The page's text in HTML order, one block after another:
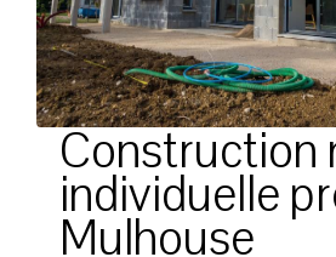
Construction
individuelle
Mulhouse